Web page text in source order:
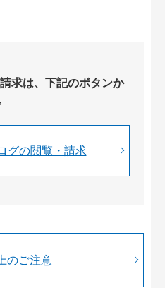
求は、下記のボタンか
グの閲覧・請求
のご注意